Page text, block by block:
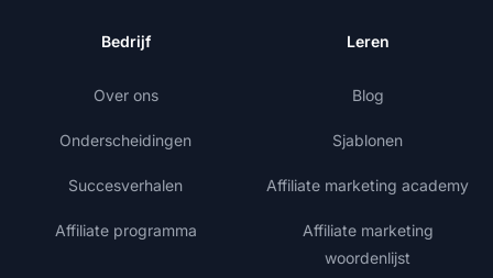
Bedrijf
Over ons
Onderscheidingen
Succesverhalen
Affiliate programma
Leren
Blog
Sjablonen
Affiliate marketing academy
Affiliate marketing
woordenlijst